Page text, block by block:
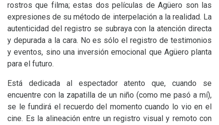
rostros que filma; estas dos películas de Agüero son las
expresiones de su método de interpelación a la realidad. La
autenticidad del registro se subraya con la atención directa
y depurada a la cara. No es sólo el registro de testimonios
y eventos, sino una inversión emocional que Agüero planta
para el futuro.
Está dedicada al espectador atento que, cuando se
encuentre con la zapatilla de un niño (como me pasó a mí),
se le fundirá el recuerdo del momento cuando lo vio en el
cine. Es la alineación entre un registro visual y remoto con